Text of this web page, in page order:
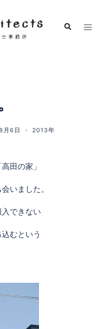
月6日 2013年
田の家」
いました。
できない
むという